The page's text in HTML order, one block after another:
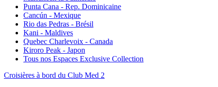
Punta Cana - Rep. Dominicaine
Cancún - Mexique
Rio das Pedras - Brésil
Kani - Maldives
Quebec Charlevoix - Canada
Kiroro Peak - Japon
Tous nos Espaces Exclusive Collection
Croisières à bord du Club Med 2